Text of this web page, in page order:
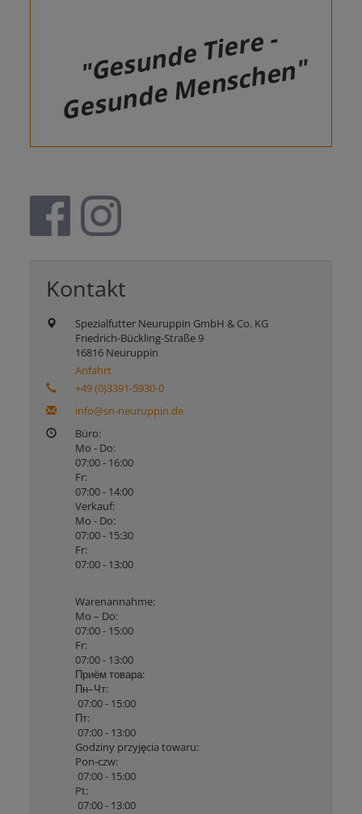
"Gesunde Tiere -
Gesunde Menschen"
Kontakt
Spezialfutter Neuruppin GmbH & Co. KG
Friedrich-Bückling-Straße 9
16816 Neuruppin
Anfahrt
+49 (0)3391-5930-0
info@sn-neuruppin.de
Büro:
Mo - Do:
07:00 - 16:00
Fr:
07:00 - 14:00
Verkauf:
Mo - Do:
07:00 - 15:30
Fr:
07:00 - 13:00
Warenannahme:
Mo – Do:
07:00 - 15:00
Fr:
07:00 - 13:00
Приём товара:
Пн–Чт:
07:00 - 15:00
Пт:
07:00 - 13:00
Godziny przyjęcia towaru:
Pon-czw:
07:00 - 15:00
Pt:
07:00 - 13:00